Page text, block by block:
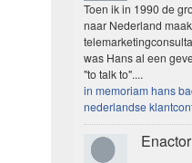
Toen ik in 1990 de
naar Nederland
was Hans al een
"to talk to"....
in memoriam hans
nederlandse
Enactor